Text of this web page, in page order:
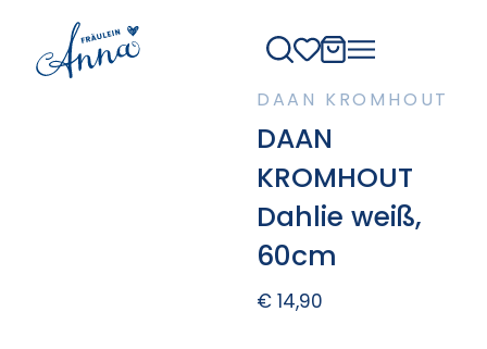
DAAN KROMHOUT
DAAN
KROMHOUT
Dahlie weiß,
60cm
€14,90